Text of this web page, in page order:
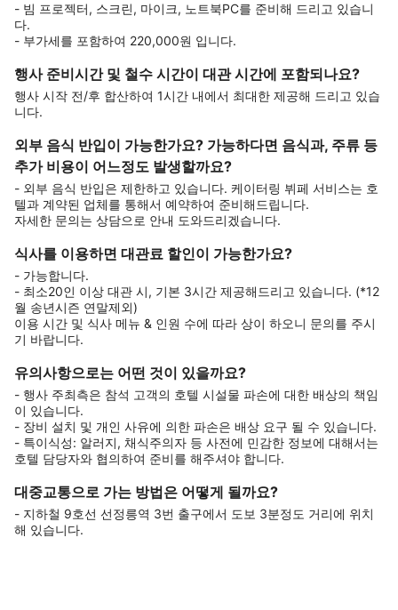
- 빔 프로젝터, 스크린, 마이크, 노트북PC를 준비해 드리고 있습니
다.
- 부가세를 포함하여 220,000원 입니다.
행사 준비시간 및 철수 시간이 대관 시간에 포함되나요?
행사 시작 전/후 합산하여 1시간 내에서 최대한 제공해 드리고 있습
니다.
외부 음식 반입이 가능한가요? 가능하다면 음식과, 주류 등
추가 비용이 어느정도 발생할까요?
- 외부 음식 반입은 제한하고 있습니다. 케이터링 뷔페 서비스는 호
텔과 계약된 업체를 통해서 예약하여 준비해드립니다.
자세한 문의는 상담으로 안내 도와드리겠습니다.
식사를 이용하면 대관료 할인이 가능한가요?
- 가능합니다.
- 최소20인 이상 대관 시, 기본 3시간 제공해드리고 있습니다. (*12
월 송년시즌 연말제외)
이용 시간 및 식사 메뉴 & 인원 수에 따라 상이 하오니 문의를 주시
기 바랍니다.
유의사항으로는 어떤 것이 있을까요?
- 행사 주최측은 참석 고객의 호텔 시설물 파손에 대한 배상의 책임
이 있습니다.
- 장비 설치 및 개인 사유에 의한 파손은 배상 요구 될 수 있습니다.
- 특이식성: 알러지, 채식주의자 등 사전에 민감한 정보에 대해서는
호텔 담당자와 협의하여 준비를 해주셔야 합니다.
대중교통으로 가는 방법은 어떻게 될까요?
- 지하철 9호선 선정릉역 3번 출구에서 도보 3분정도 거리에 위치
해 있습니다.